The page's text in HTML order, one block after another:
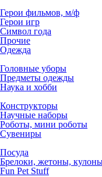
Герои фильмов, м/ф
Герои игр
Символ года
Прочие
Одежда
Головные уборы
Предметы одежды
Наука и хобби
Конструкторы
Научные наборы
Роботы, мини роботы
Сувениры
Посуда
Брелоки, жетоны,
Fun Pet Stuff